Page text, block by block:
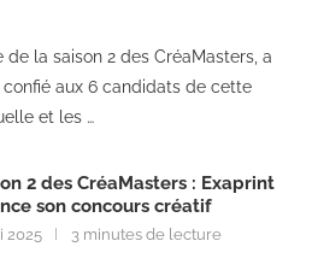
la saison 2 des CréaMasters, a
aux 6 candidats de cette
et les …
2 des CréaMasters : Exaprint
son concours créatif
2025 3 minutes de lecture